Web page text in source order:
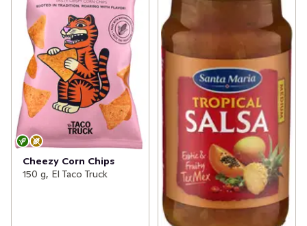
Cheezy Corn Chips
150 g, El Taco Truck